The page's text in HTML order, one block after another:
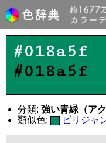
#018a5f
#018a5f
分類: 強い青緑（ア
類似色:
ビリジャ